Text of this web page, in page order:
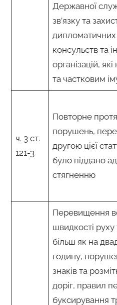
Державної
зв’язку та
консульств та
організацій,
та частковим
ч. 3 ст.
121-3
Повторне
порушень,
другою цієї
було піддано
стягненню
Перевищення
швидкості
більш як на
годину,
знаків та
доріг, правил
буксирування